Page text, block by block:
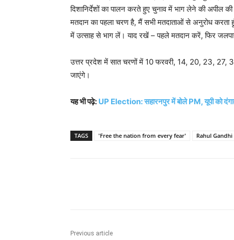
दिशानिर्देशों का पालन करते हुए चुनाव में भाग लेने की अपील
मतदान का पहला चरण है, मैं सभी मतदाताओं से अनुरोध करता
में उत्साह से भाग लें। याद रखें – पहले मतदान करें, फिर
उत्तर प्रदेश में सात चरणों में 10 फरवरी, 14, 20, 23, 27, 3
जाएंगे।
यह भी पढ़े: UP Election: सहारनपुर में बोले PM, यूपी को
TAGS 'Free the nation from every fear' Rahul
Previous article